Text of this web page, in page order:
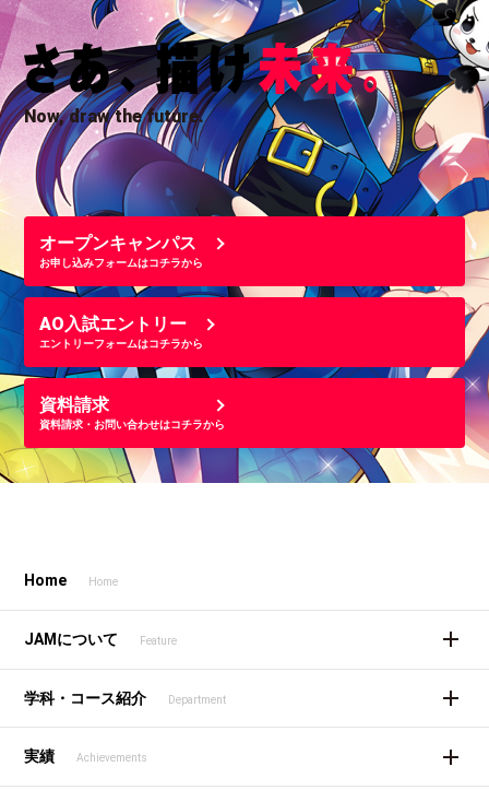
Now, draw the future.
オープンキャンパス
お申し込みフォームはコチラから
AO入試エントリー
エントリーフォームはコチラから
資料請求
資料請求・お問い合わせはコチラから
Home Home
JAMについて Feature
学科・コース紹介 Department
実績 Achievements